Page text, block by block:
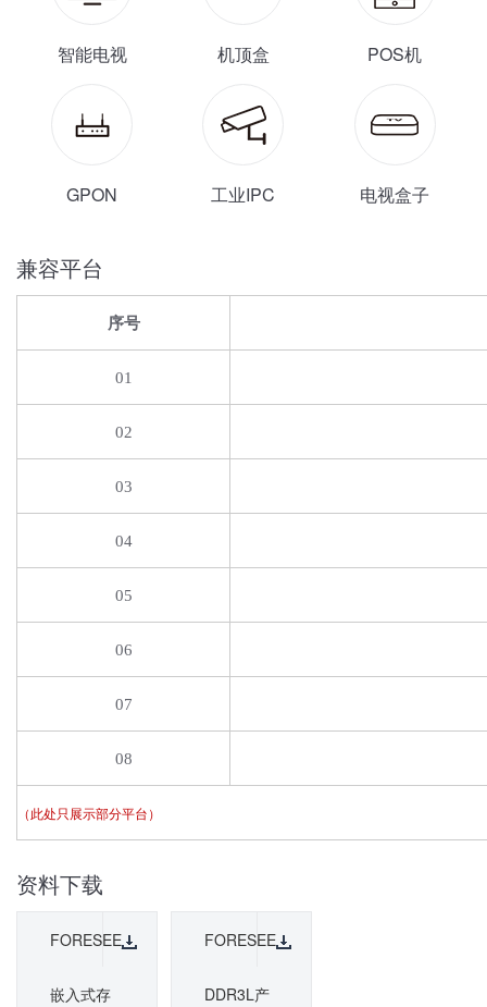
智能电视 机顶盒 POS机
GPON 工业IPC 电视盒子
兼容平台
序号
01
02
03
04
05
06
07
08
（此处只展示部分平台）
资料下载
FORESEE_
嵌入式存
FORESEE
DDR3L产